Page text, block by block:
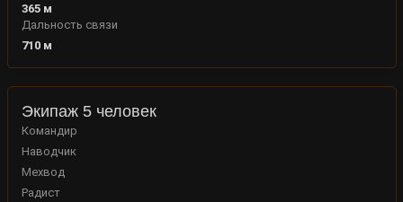
365м
Дальность связи
710м
Экипаж 5 человек
Командир
Наводчик
Мехвод
Радист